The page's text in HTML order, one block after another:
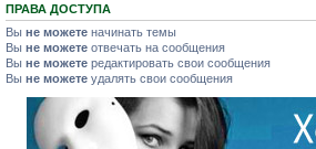
ПРАВА ДОСТУПА
Вы не можете начинать темы
Вы не можете отвечать на сообщения
Вы не можете редактировать свои сообщения
Вы не можете удалять свои сообщения